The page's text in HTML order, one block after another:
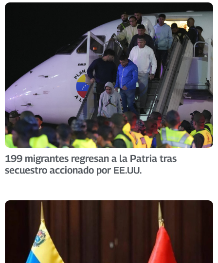
199 migrantes regresan a la Patria tras
secuestro accionado por EE.UU.